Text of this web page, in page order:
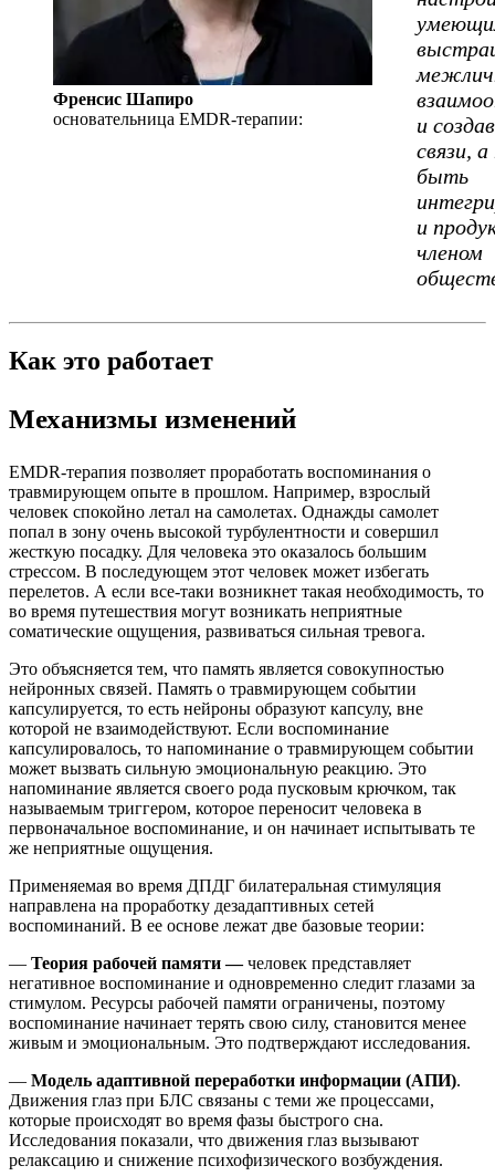
Френсис Шапиро
основательница EMDR-терапии:
и
связи,
быть
и
членом
Как это работает
Механизмы изменений
EMDR-терапия позволяет проработать воспоминания о
травмирующем опыте в прошлом. Например, взрослый
человек спокойно летал на самолетах. Однажды самолет
попал в зону очень высокой турбулентности и совершил
жесткую посадку. Для человека это оказалось большим
стрессом. В последующем этот человек может избегать
перелетов. А если все-таки возникнет такая необходимость, то
во время путешествия могут возникать неприятные
соматические ощущения, развиваться сильная тревога.
Это объясняется тем, что память является совокупностью
нейронных связей. Память о травмирующем событии
капсулируется, то есть нейроны образуют капсулу, вне
которой не взаимодействуют. Если воспоминание
капсулировалось, то напоминание о травмирующем событии
может вызвать сильную эмоциональную реакцию. Это
напоминание является своего рода пусковым крючком, так
называемым триггером, которое переносит человека в
первоначальное воспоминание, и он начинает испытывать те
же неприятные ощущения.
Применяемая во время ДПДГ билатеральная стимуляция
направлена на проработку дезадаптивных сетей
воспоминаний. В ее основе лежат две базовые теории:
— Теория рабочей памяти —человек представляет
негативное воспоминание и одновременно следит глазами за
стимулом. Ресурсы рабочей памяти ограничены, поэтому
воспоминание начинает терять свою силу, становится менее
живым и эмоциональным. Это подтверждают исследования.
— Модель адаптивной переработки информации (АПИ).
Движения глаз при БЛС связаны с теми же процессами,
которые происходят во время фазы быстрого сна.
Исследования показали, что движения глаз вызывают
релаксацию и снижение психофизического возбуждения.